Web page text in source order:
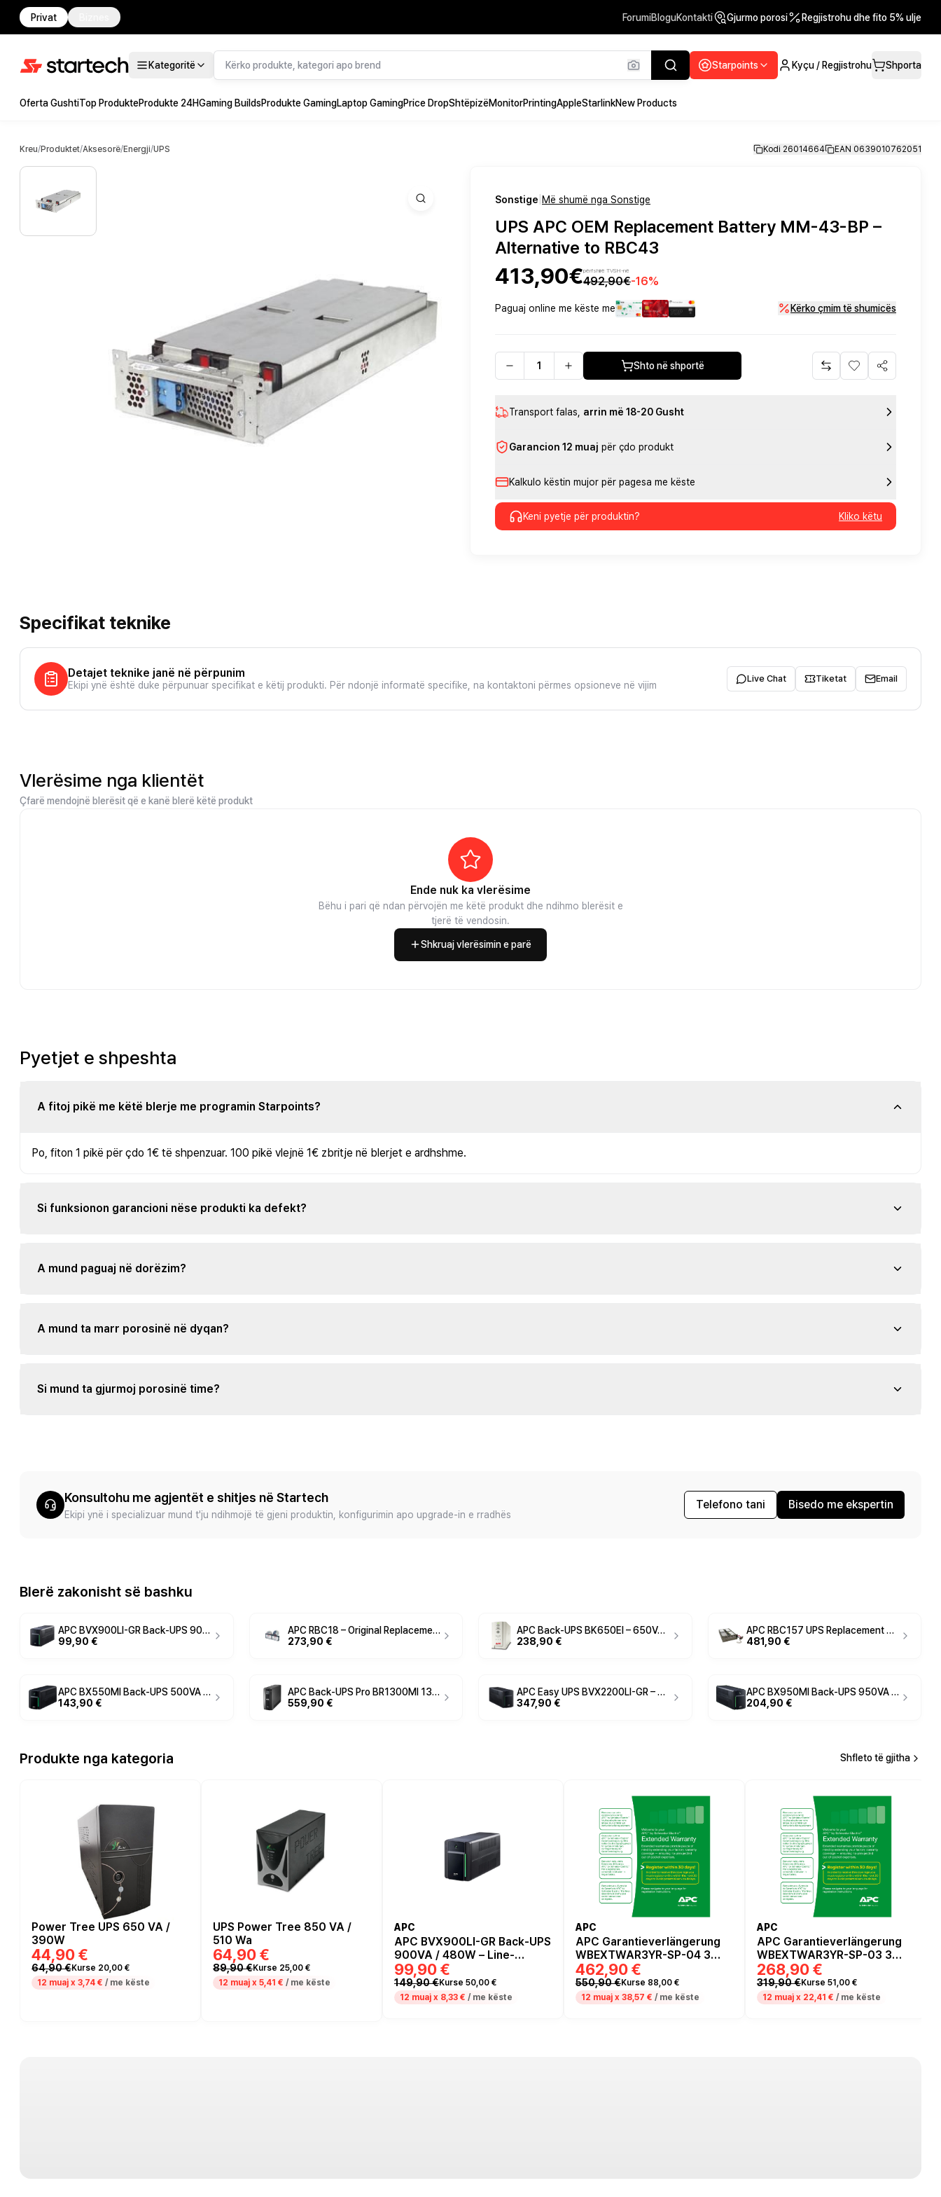
Privat ForumiBloguKontakti Gjurmo porosi Regjistrohu dhe fito 5% ulje
Kategoritë Starpoints Kyçu / Regjistrohu Shporta
Oferta GushtiTop ProdukteProdukte 24HGaming BuildsProdukte GamingLaptop GamingPrice DropShtëpizëMonitorPrintingAppleStarlinkNew Products
Kreu/Produktet/Aksesorë/Energji/UPS Kodi 26014664 EAN 0639010762051
Sonstige Më shumë nga Sonstige
UPS APC OEM Replacement Battery MM-43-BP –
Alternative to RBC43
413,90€përfshirë TVSH-në
492,90€-16%
Paguaj online me këste me Kërko çmim të shumicës
Shto në shportë
Transport falas arrin më 18-20 Gusht
Garancion 12 muaj për çdo produkt
Kalkulo këstin mujor për pagesa me këste
Keni pyetje për produktin? Kliko këtu
Specifikat teknike
Detajet teknike janë në përpunim
Ekipi ynë është duke përpunuar specifikat e këtij produkti. Për ndonjë informatë specifike, na kontaktoni përmes opsioneve në vijim
Live Chat Tiketat Email
Vlerësime nga klientët
Çfarë mendojnë blerësit që e kanë blerë këtë produkt
Ende nuk ka vlerësime
Bëhu i pari që ndan përvojën me këtë produkt dhe ndihmo blerësit e
tjerë të vendosin.
Shkruaj vlerësimin e parë
Pyetjet e shpeshta
A fitoj pikë me këtë blerje me programin Starpoints?
Po, fiton 1 pikë për çdo 1€ të shpenzuar. 100 pikë vlejnë 1€ zbritje në blerjet e ardhshme.
Si funksionon garancioni nëse produkti ka defekt?
A mund paguaj në dorëzim?
A mund ta marr porosinë në dyqan?
Si mund ta gjurmoj porosinë time?
Konsultohu me agjentët e shitjes në Startech
Ekipi ynë i specializuar mund t'ju ndihmojë të gjeni produktin, konfigurimin apo upgrade-in e rradhës
Telefono tani Bisedo me ekspertin
Blerë zakonisht së bashku
APC BVX900LI-GR Back-UPS 900VA / 480W – Line-Interactive me AVR, 230V, Schuko – Zez
99,90 €
APC RBC18 – Original Replacement Battery Cartridge for APC UPS Systems, Sealed Lead-Acid OEM Battery Pack for Back-UPS & Smart-UPS Models, Plug-and-Play Installation
273,90 €
APC Back-UPS BK650EI – 650VA 400W Standby UPS with Surge Protection, USB Monitoring and IEC Outputs – Reliable Entry-Level Backup Power for PC & Home Devices
238,90 €
APC RBC157 UPS Replacement Battery Cartridge 24V 7Ah – APCRBC157 Smart-UPS Battery
481,90 €
APC BX550MI Back-UPS 500VA / 300W – Line-Interactive UPS Tower with AVR for PC & Network Protection
143,90 €
APC Back-UPS Pro BR1300MI 1300VA/780W UPS – Line Interactive with AVR & LCD
559,90 €
APC Easy UPS BVX2200LI-GR – 2200VA 1200W Line-Interactive UPS with AVR, USB Monitoring & 4x Schuko Outputs – Reliable Backup Power Protection for Gaming PCs, Workstations & Office Equipment
347,90 €
APC BX950MI Back-UPS 950VA 520W Line-Interactive UPS with AVR, 6x IEC outlets and USB monitoring – Reliable backup power for PC, NAS & network devices
204,90 €
Produkte nga kategoria Shfleto të gjitha
Power Tree UPS 650 VA /
390W
44,90 €
64,90 €Kurse 20,00 €
12 muaj x 3,74 € / me këste
UPS Power Tree 850 VA /
510 Wa
64,90 €
89,90 €Kurse 25,00 €
12 muaj x 5,41 € / me këste
APC
APC BVX900LI-GR Back-UPS
900VA / 480W – Line-
Interactive me AVR, 230V,
Schuko – Zez
99,90 €
149,90 €Kurse 50,00 €
12 muaj x 8,33 € / me këste
APC
APC Garantieverlängerung
WBEXTWAR3YR-SP-04 3
Jahre
462,90 €
550,90 €Kurse 88,00 €
12 muaj x 38,57 € / me këste
APC
APC Garantieverlängerung
WBEXTWAR3YR-SP-03 3
Jahre
268,90 €
319,90 €Kurse 51,00 €
12 muaj x 22,41 € / me këste